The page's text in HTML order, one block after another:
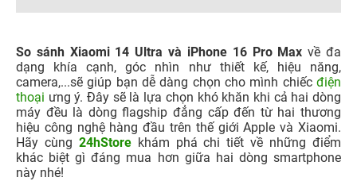
So sánh Xiaomi 14 Ultra và iPhone 16 Pro Maxvề đa
dạng khía cạnh, góc nhìn như thiết kế, hiệu năng,
camera,...sẽ giúp bạn dễ dàng chọn cho mình chiếc điện
thoại ưng ý. Đây sẽ là lựa chọn khó khăn khi cả hai dòng
máy đều là dòng flagship đẳng cấp đến từ hai thương
hiệu công nghệ hàng đầu trên thế giới Apple và Xiaomi.
Hãy cùng 24hStore khám phá chi tiết về những điểm
khác biệt gì đáng mua hơn giữa hai dòng smartphone
này nhé!